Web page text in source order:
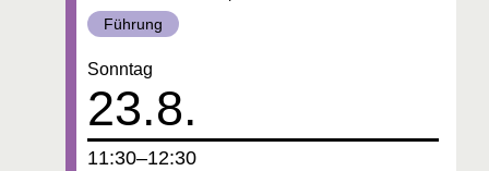
Kategorie:
Führung
Datum:
23.8.
Sonntag
um
11:30–12:30